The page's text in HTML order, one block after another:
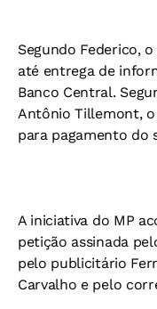
Segundo Federico,
até entrega de
Banco Central.
Antônio Tillemont,
para pagamento do
A iniciativa do MP
petição assinada
pelo publicitário
Carvalho e pelo